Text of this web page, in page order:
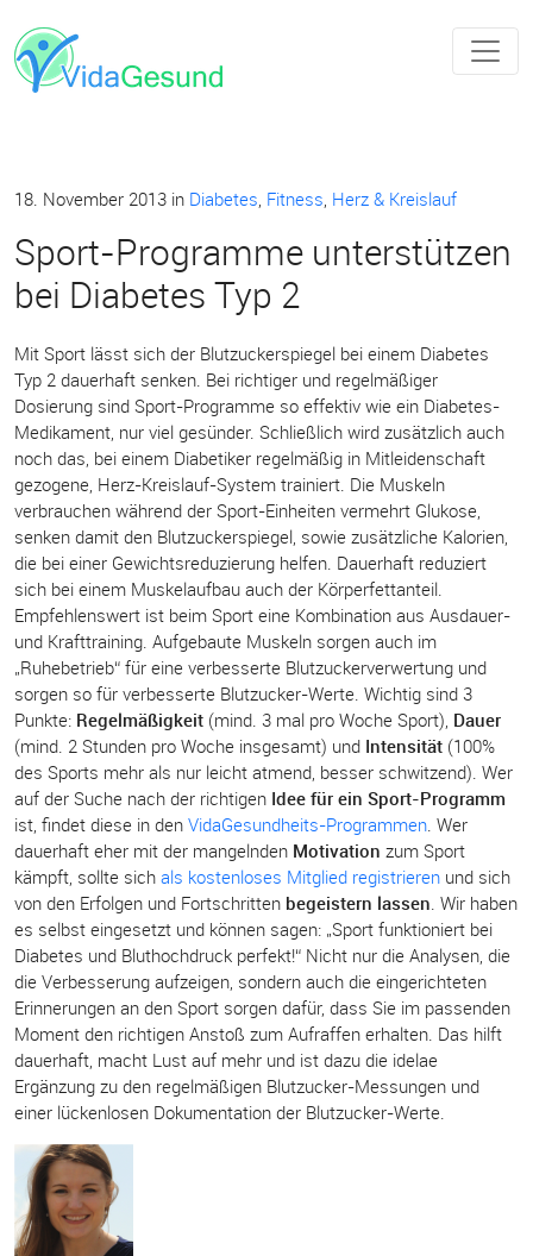
18. November 2013 in Diabetes, Fitness, Herz & Kreislauf
Sport-Programme unterstützen
bei Diabetes Typ 2
Mit Sport lässt sich der Blutzuckerspiegel bei einem Diabetes
Typ 2 dauerhaft senken. Bei richtiger und regelmäßiger
Dosierung sind Sport-Programme so effektiv wie ein Diabetes-
Medikament, nur viel gesünder. Schließlich wird zusätzlich auch
noch das, bei einem Diabetiker regelmäßig in Mitleidenschaft
gezogene, Herz-Kreislauf-System trainiert. Die Muskeln
verbrauchen während der Sport-Einheiten vermehrt Glukose,
senken damit den Blutzuckerspiegel, sowie zusätzliche Kalorien,
die bei einer Gewichtsreduzierung helfen. Dauerhaft reduziert
sich bei einem Muskelaufbau auch der Körperfettanteil.
Empfehlenswert ist beim Sport eine Kombination aus Ausdauer-
und Krafttraining. Aufgebaute Muskeln sorgen auch im
„Ruhebetrieb“ für eine verbesserte Blutzuckerverwertung und
sorgen so für verbesserte Blutzucker-Werte. Wichtig sind 3
Punkte: Regelmäßigkeit (mind. 3 mal pro Woche Sport), Dauer
(mind. 2 Stunden pro Woche insgesamt) und Intensität (100%
des Sports mehr als nur leicht atmend, besser schwitzend). Wer
auf der Suche nach der richtigen Idee für ein Sport-Programm
ist, findet diese in den VidaGesundheits-Programmen. Wer
dauerhaft eher mit der mangelnden Motivation zum Sport
kämpft, sollte sich als kostenloses Mitglied registrieren und sich
von den Erfolgen und Fortschritten begeistern lassen. Wir haben
es selbst eingesetzt und können sagen: „Sport funktioniert bei
Diabetes und Bluthochdruck perfekt!“ Nicht nur die Analysen, die
die Verbesserung aufzeigen, sondern auch die eingerichteten
Erinnerungen an den Sport sorgen dafür, dass Sie im passenden
Moment den richtigen Anstoß zum Aufraffen erhalten. Das hilft
dauerhaft, macht Lust auf mehr und ist dazu die idelae
Ergänzung zu den regelmäßigen Blutzucker-Messungen und
einer lückenlosen Dokumentation der Blutzucker-Werte.